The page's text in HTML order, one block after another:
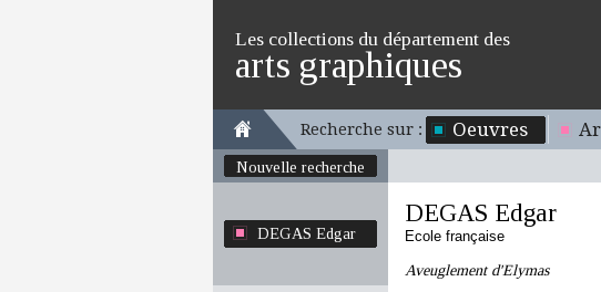
Les collections du département des
arts graphiques
Recherche sur : Oeuvres
Nouvelle recherche
DEGAS Edgar
DEGAS Edgar
Ecole française
Aveuglement d'Elymas